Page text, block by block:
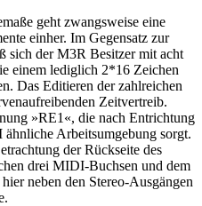
geht zwangsweise eine
einher. Im Gegensatz zur
sich der M3R Besitzer mit acht
einem lediglich 2*16 Zeichen
Das Editieren der zahlreichen
Zeitvertreib.
»RE1«, die nach Entrichtung
Arbeitsumgebung sorgt.
der Rückseite des
drei MIDI-Buchsen und dem
neben den Stereo-Ausgängen